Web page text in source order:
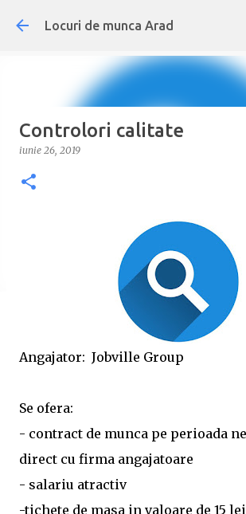
Treceți la conținutul
Locuri de munca Arad
Controlori calitate
iunie 26, 2019
Angajator: Jobville Group
Se ofera:
- contract de munca pe perioada
direct cu firma angajatoare
- salariu atractiv
-tichete de masa in valoare de 15 lei